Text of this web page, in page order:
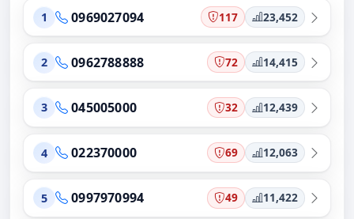
1 0969027094 117 23,452
2 0962788888 72 14,415
3 045005000 32 12,439
4 022370000 69 12,063
5 0997970994 49 11,422